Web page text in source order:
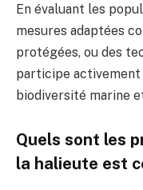
En évaluant les
mesures adaptées
protégées, ou des
participe activement
biodiversité marine
Quels sont les
la halieute est